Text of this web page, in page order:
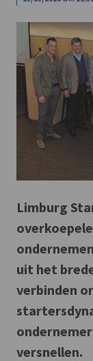
Limburg
uit het
verbinden
versnellen.